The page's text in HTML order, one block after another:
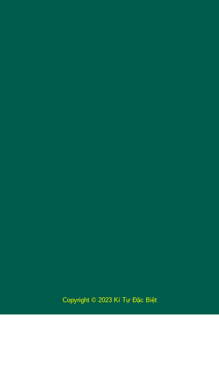
Copyright © 2023 Kí Tự Đặc Biệt